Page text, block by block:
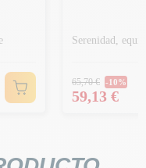
Serenidad,
Precio
65,70 € -10%
Precio
59,13 €